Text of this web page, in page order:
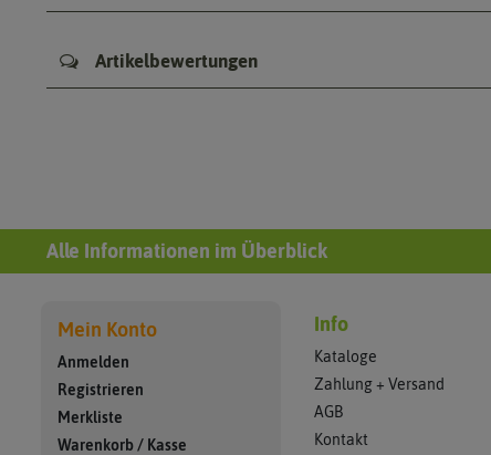
Artikelbewertungen
Alle Informationen im Überblick
Mein Konto
Anmelden
Registrieren
Merkliste
Warenkorb / Kasse
Info
Kataloge
Zahlung + Versand
AGB
Kontakt